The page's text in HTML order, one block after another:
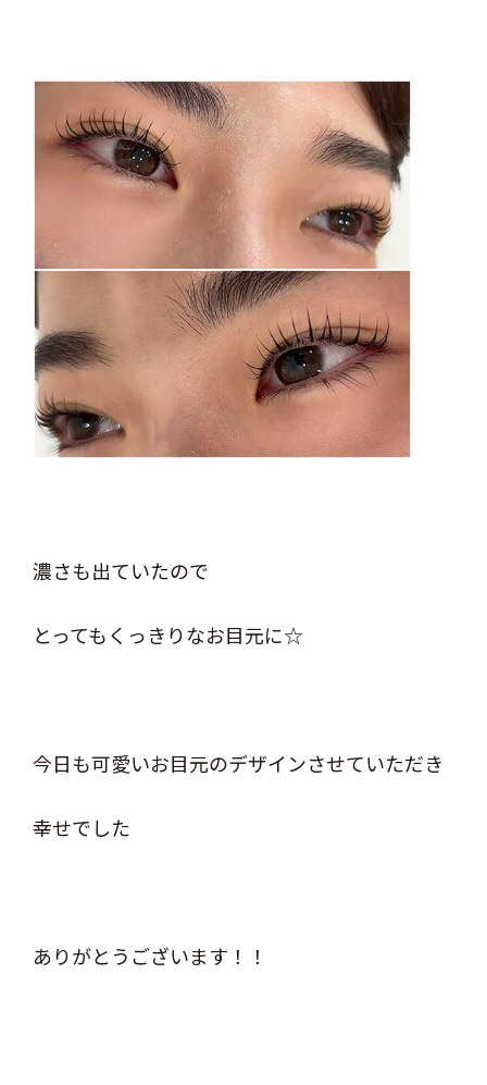
濃さも出ていたので
とってもくっきりなお目元に☆
今日も可愛いお目元のデザインさせていただき
幸せでした
ありがとうございます！！